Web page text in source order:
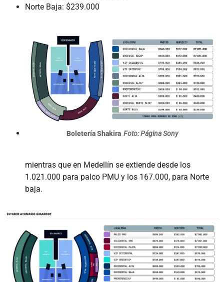
Norte Baja: $239.000
Boletería Shakira Foto: Página Sony
mientras que en Medellín se extiende desde los
1.021.000 para palco PMU y los 167.000, para Norte
baja.